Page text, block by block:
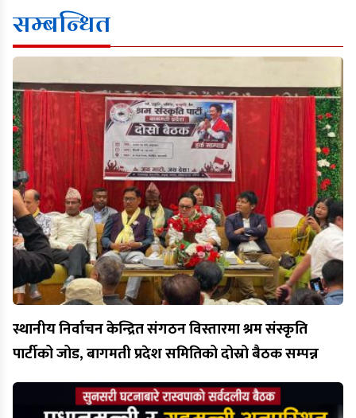
सम्बन्धित
स्थानीय निर्वाचन केन्द्रित संगठन विस्तारमा श्रम संस्कृति
पार्टीको जोड, बागमती प्रदेश समितिको दोस्रो बैठक सम्पन्न